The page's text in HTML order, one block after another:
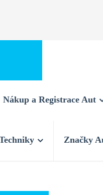
Nákup a Registrace Aut
Značky